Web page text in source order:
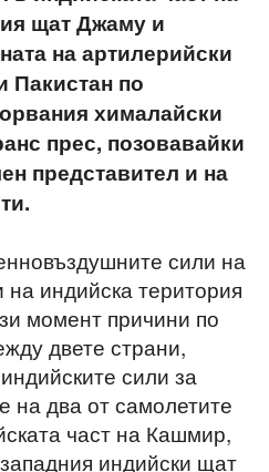
щат Джаму и
на артилерийски
Пакистан по
хималайски
прес, позовавайки
представител и на
сили на
индийска територия
момент причини по
двете страни,
сили за
на два от самолетите
част на Кашмир,
индийски щат